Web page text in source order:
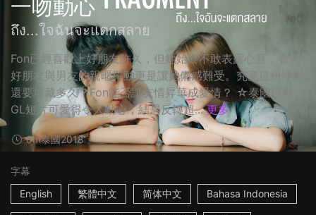
一吻動心
ถึง...ใจฉันจะแตกสลาย
Fon已經喜歡上好朋友許久，但她始終不敢表露心意，看見
好朋友與男友的親暱舉動更是讓她備感難受。究竟這份悸動
還要埋藏多久？Fon能否讓友情昇華成愛情？ ☆泰國清新
GL短片可愛得令人動心，結局反轉超... 更多
8m泰國2018
字幕
English
繁體中文 简体中文 Bahasa Indonesia